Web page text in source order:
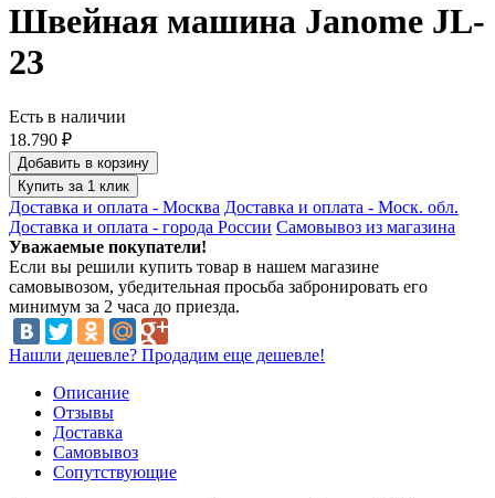
Швейная машина Janome JL-
23
Есть в наличии
18.790 ₽
Добавить в корзину
Купить за 1 клик
Доставка и оплата - Москва Доставка и оплата - Моск. обл.
Доставка и оплата - города России Самовывоз из магазина
Уважаемые покупатели!
Если вы решили купить товар в нашем магазине
самовывозом, убедительная просьба забронировать его
минимум за 2 часа до приезда.
Нашли дешевле? Продадим еще дешевле!
Описание
Отзывы
Доставка
Самовывоз
Сопутствующие